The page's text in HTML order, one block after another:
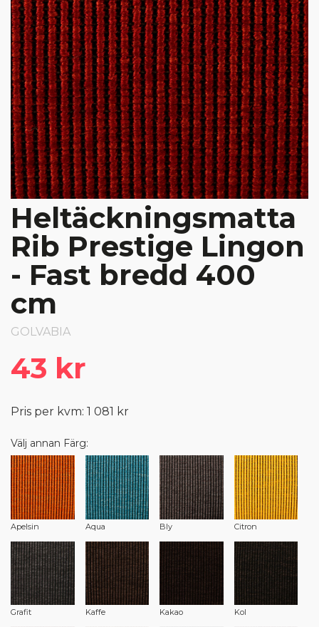
Heltäckningsmatta
Rib Prestige Lingon
- Fast bredd 400
cm
GOLVABIA
43 kr
Pris per kvm: 1 081 kr
Välj annan Färg:
Apelsin Aqua Bly Citron
Grafit Kaffe Kakao Kol